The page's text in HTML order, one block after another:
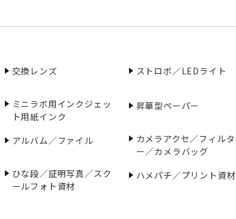
交換レンズ ストロボ／LEDライト
ミニラボ用インクジェッ
ト用紙インク
昇華型ペーパー
アルバム／ファイル
カメラアクセ／フィルタ
ー／カメラバッグ
ひな段／証明写真／スク
ールフォト資材
ハメパチ／プリント資材